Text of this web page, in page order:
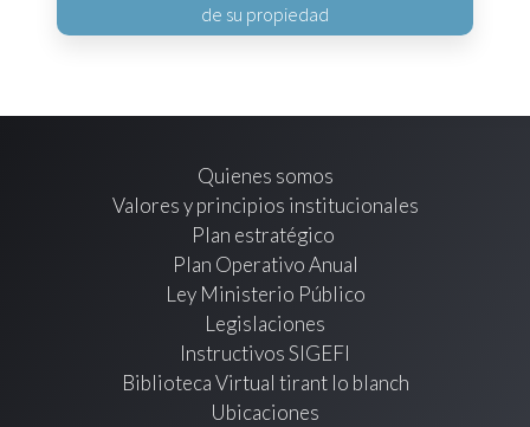
de su propiedad
Quienes somos
Valores y principios institucionales
Plan estratégico
Plan Operativo Anual
Ley Ministerio Público
Legislaciones
Instructivos SIGEFI
Biblioteca Virtual tirant lo blanch
Ubicaciones